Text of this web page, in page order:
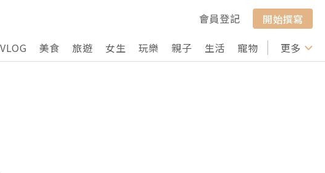
會員登記
開始撰寫
VLOG 美食 旅遊 女生 玩樂 親子 生活 寵物 行山 打卡
更多